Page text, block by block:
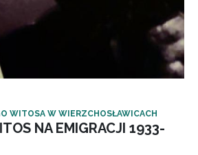
WITOSA W WIERZCHOSŁAWICACH
NA EMIGRACJI 1933-